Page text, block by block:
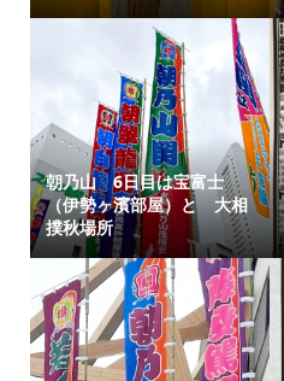
朝乃山 6日目は宝富士
（伊勢ヶ濱部屋）と 大相
撲秋場所